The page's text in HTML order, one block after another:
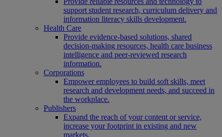
support student research, curriculum delivery and
information literacy skills development.
Health Care
Provide evidence-based solutions, shared
decision-making resources, health care business
intelligence and peer-reviewed research
information.
Corporations
Empower employees to build soft skills, meet
research and development needs, and succeed in
the workplace.
Publishers
Expand the reach of your content or service,
increase your footprint in existing and new
markets.